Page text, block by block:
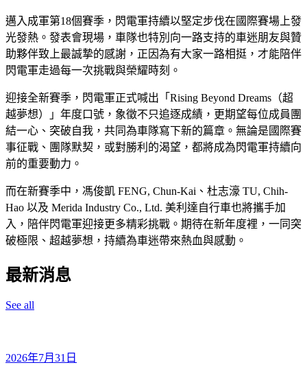
邁入成軍第18個賽季，閃電軍持續以堅定步伐在國際賽場上發
光發熱。發表會現場，車隊也特別向一路支持的車迷朋友與贊
助夥伴致上最誠摯的感謝，正因為有大家一路相挺，才能陪伴
閃電軍走過每一次挑戰與榮耀時刻。
迎接全新賽季，閃電軍正式喊出「Rising Beyond Dreams（超
越夢想）」年度口號，象徵不只追逐成績，更期望每位成員團
結一心、突破自我，共同為車隊寫下新的篇章。無論是國際賽
事征戰、團隊默契，或對勝利的渴望，都將成為閃電軍持續向
前的重要動力。
而在新賽季中，馮俊凱 FENG, Chun-Kai、杜志濠 TU, Chih-
Hao 以及 Merida Industry Co., Ltd. 美利達自行車也將攜手加
入，陪伴閃電軍迎接更多精彩挑戰。期待在新年度裡，一同突
破極限、超越夢想，持續為車迷帶來熱血與感動。
最新消息
See all
2026年7月31日